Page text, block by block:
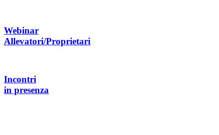
Webinar
Allevatori/Proprietari
Incontri
in presenza